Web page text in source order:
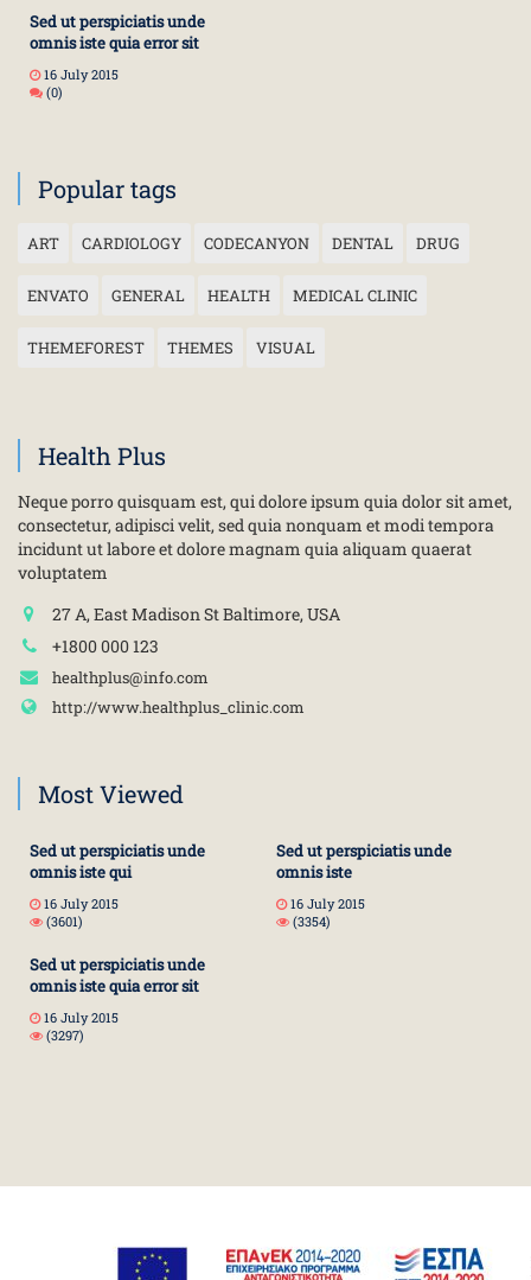
Sed ut perspiciatis unde
omnis iste quia error sit
16 July 2015
(0)
Popular tags
ART CARDIOLOGY CODECANYON DENTAL DRUG
ENVATO GENERAL HEALTH MEDICAL CLINIC
THEMEFOREST THEMES VISUAL
Health Plus
Neque porro quisquam est, qui dolore ipsum quia dolor sit amet,
consectetur, adipisci velit, sed quia nonquam et modi tempora
incidunt ut labore et dolore magnam quia aliquam quaerat
voluptatem
27 A, East Madison St Baltimore, USA
+1800 000 123
healthplus@info.com
http://www.healthplus_clinic.com
Most Viewed
Sed ut perspiciatis unde
omnis iste qui
16 July 2015
(3601)
Sed ut perspiciatis unde
omnis iste
16 July 2015
(3354)
Sed ut perspiciatis unde
omnis iste quia error sit
16 July 2015
(3297)